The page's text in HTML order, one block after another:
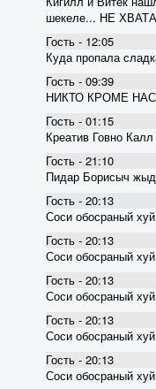
шекеле... НЕ
Гость - 12:05
Куда пропала
Гость - 09:39
НИКТО КРОМЕ
Гость - 01:15
Креатив Говно
Гость - 21:10
Пидар Борисыч
Гость - 20:13
Соси обосраный
Гость - 20:13
Соси обосраный
Гость - 20:13
Соси обосраный
Гость - 20:13
Соси обосраный
Гость - 20:13
Соси обосраный